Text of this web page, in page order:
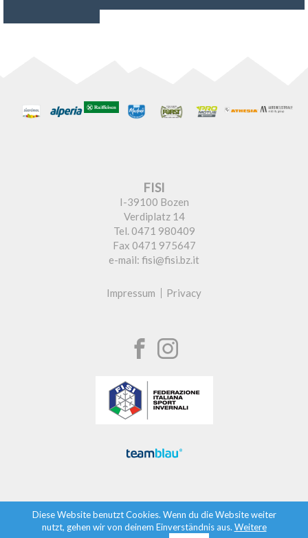
FISI
I-39100 Bozen
Verdiplatz 14
Tel. 0471 980409
Fax 0471 975647
e-mail: fisi@fisi.bz.it
Impressum Privacy
Diese Website benutzt Cookies. Wenn du die Website weiter
nutzt, gehen wir von deinem Einverständnis aus. Weitere